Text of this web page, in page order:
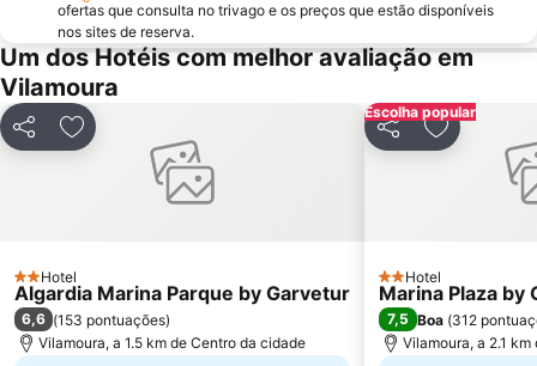
Marina de Albufeira
AlgarveShopping
Praia da Ilha do Farol
Praia Dona Ana
Do Alvor
Aqualand Algarve
Areias de São João
Praia de Três Irmãos
Barra da Fuseta Beach
Praia Maria Luísa
Vale De Parra
ofertas que consulta no trivago e os preços que estão disponíveis
nos sites de reserva.
Um dos Hotéis com melhor avaliação em
Vilamoura
PartilharAdicionar aos favoritos
2 Estrelas
Hotel
Algardia Marina Parque by Garvetur
6,6 (153 pontuações)
Vilamoura, a 1.5 km de Centro da cidade
Escolha popular
PartilharAdicionar
2 Estrelas
Hotel
Marina Plaza by
7,5 Boa (312
Vilamoura, a 2.1